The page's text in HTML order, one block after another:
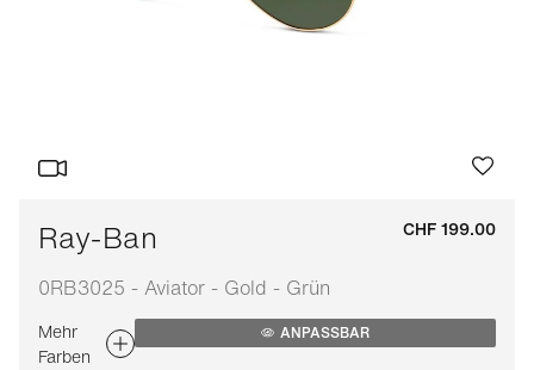
Ray-Ban
0RB3025 - Aviator - Gold - Grün
CHF 199.00
Mehr
Farben
ANPASSBAR